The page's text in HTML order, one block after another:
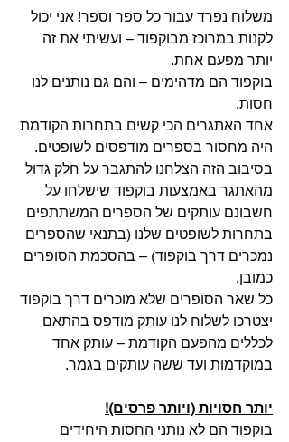
משלוח נפרד עבור כל ספר וספר! אני יכול
לקנות במרוכז מבוקפוד – ועשיתי את זה
יותר מפעם אחת.
בוקפוד הם מדהימים – והם גם נותנים לנו
חסות.
אחד האתגרים הכי קשים בתחרות הקודמת
היה מחסור בספרים מודפסים לשופטים.
בסיבוב הזה הצלחנו להתגבר על חלק גדול
מהאתגר באמצעות בוקפוד שישלחו על
חשבונם עותקים של הספרים המשתתפים
בתחרות לשופטים שלנו (בתנאי שהספרים
נמכרים דרך בוקפוד) – בהסכמת הסופרים
כמובן.
כל שאר הסופרים שלא מוכרים דרך בוקפוד
יצטרכו לשלוח לנו עותק מודפס בהתאם
לכללים מהפעם הקודמת – עותק אחד
במוקדמות ועד ששה עותקים בגמר.
יותר חסויות (ויותר פרסים)!
בוקפוד הם לא נותני החסות היחידים